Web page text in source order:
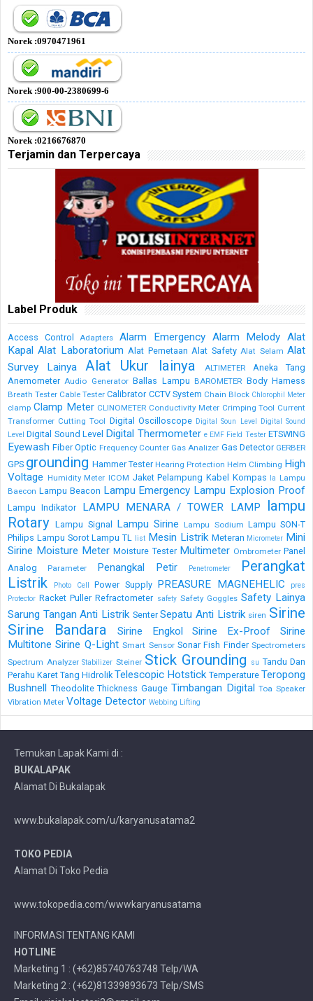
Norek :0970471961
Norek :900-00-2380699-6
Norek :0216676870
Terjamin dan Terpercaya
Label Produk
Access Control Adapters Alarm Emergency Alarm Melody Alat
Kapal Alat Laboratorium Alat Pemetaan Alat Safety Alat Selam Alat
Survey Lainya
Alat Ukur lainya ALTIMETER
Aneka Tang
Anemometer Audio Generator Ballas Lampu BAROMETER Body Harness
Breath Tester Cable Tester Calibrator CCTV System Chain Block Chlorophil Meter
clamp Clamp Meter CLINOMETER Conductivity Meter Crimping Tool Current
Transformer Cutting Tool Digital Oscilloscope Digital Soun Level Digital Sound
Level Digital Sound Level Digital Thermometer e EMF Field Tester ETSWING
Eyewash Fiber Optic Frequency Counter Gas Analizer Gas Detector GERBER
GPS grounding Hammer Tester Hearing Protection Helm Climbing High
Voltage Humidity Meter ICOM Jaket Pelampung Kabel Kompas la Lampu
Baecon Lampu Beacon Lampu Emergency Lampu Explosion Proof
Lampu Indikator LAMPU MENARA / TOWER LAMP
lampu
Rotary Lampu Signal Lampu Sirine Lampu Sodium Lampu SON-T
Philips Lampu Sorot Lampu TL list Mesin Listrik Meteran Micrometer Mini
Sirine Moisture Meter Moisture Tester Multimeter Ombrometer Panel
Analog
Parameter Penangkal Petir Penetrometer
Perangkat
Listrik
Photo Cell Power Supply PREASURE MAGNEHELIC
pres
Protector Racket Puller Refractometer safety Safety Goggles Safety Lainya
Sarung Tangan Anti Listrik Senter Sepatu Anti Listrik siren Sirine
Sirine Bandara
Sirine Engkol Sirine Ex-Proof
Sirine
Multitone Sirine Q-Light Smart Sensor Sonar Fish Finder Spectrometers
Spectrum Analyzer Stabilizer Steiner Stick Grounding su Tandu Dan
Perahu Karet Tang Hidrolik Telescopic Hotstick Temperature Teropong
Bushnell Theodolite Thickness Gauge Timbangan Digital Toa Speaker
Vibration Meter Voltage Detector Webbing Lifting
Temukan Lapak Kami di :
BUKALAPAK
Alamat Di Bukalapak
www.bukalapak.com/u/karyanusatama2
TOKO PEDIA
Alamat Di Toko Pedia
www.tokopedia.com/wwwkaryanusatama
INFORMASI TENTANG KAMI
HOTLINE
Marketing 1 : (+62)85740763748 Telp/WA
Marketing 2 : (+62)81339893673 Telp/SMS